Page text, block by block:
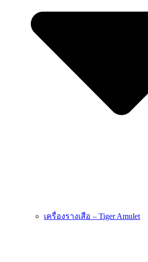
เครื่องรางเสือ – Tiger Amulet